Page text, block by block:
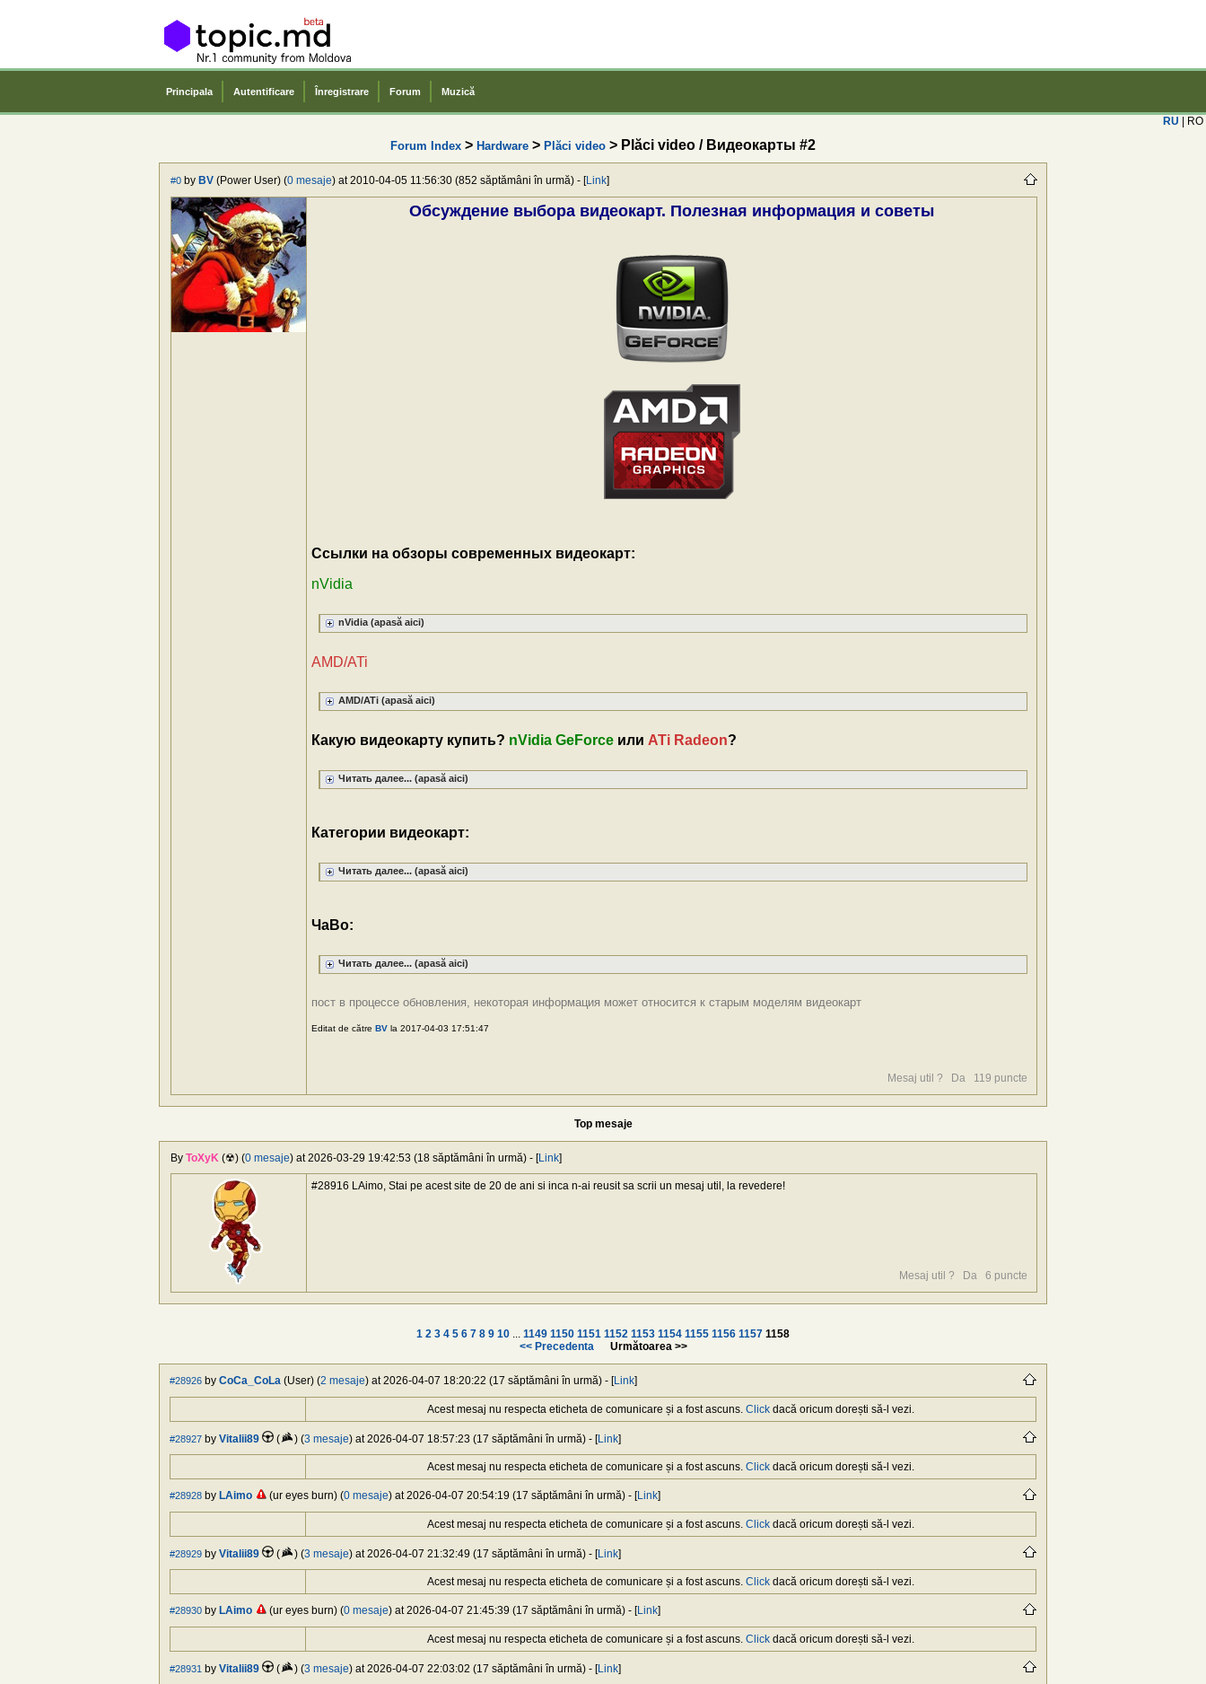
Principala Autentificare Înregistrare Forum Muzică
RU | RO
Forum Index > Hardware > Plăci video > Plăci video / Видеокарты #2
#0 by BV (Power User) (0 mesaje) at 2010-04-05 11:56:30 (852 săptămâni în urmă) - [Link]
Обсуждение выбора видеокарт. Полезная информация и советы
Ссылки на обзоры современных видеокарт:
nVidia
nVidia (apasă aici)
AMD/ATi
AMD/ATi (apasă aici)
Какую видеокарту купить? nVidia GeForce или ATi Radeon?
Читать далее... (apasă aici)
Категории видеокарт:
Читать далее... (apasă aici)
ЧаВо:
Читать далее... (apasă aici)
пост в процессе обновления, некоторая информация может относится к старым моделям видеокарт
Editat de către BV la 2017-04-03 17:51:47
Mesaj util ? Da 119 puncte
Top mesaje
By ToXyK (☢) (0 mesaje) at 2026-03-29 19:42:53 (18 săptămâni în urmă) - [Link]
#28916 LAimo, Stai pe acest site de 20 de ani si inca n-ai reusit sa scrii un mesaj util, la revedere!
Mesaj util ? Da 6 puncte
1 2 3 4 5 6 7 8 9 10 ... 1149 1150 1151 1152 1153 1154 1155 1156 1157 1158
<< Precedenta
Următoarea >>
#28926 by CoCa_CoLa (User) (2 mesaje) at 2026-04-07 18:20:22 (17 săptămâni în urmă) - [Link]
Acest mesaj nu respecta eticheta de comunicare și a fost ascuns. Click dacă oricum dorești să-l vezi.
#28927 by Vitalii89 ( ) (3 mesaje) at 2026-04-07 18:57:23 (17 săptămâni în urmă) - [Link]
Acest mesaj nu respecta eticheta de comunicare și a fost ascuns. Click dacă oricum dorești să-l vezi.
#28928 by LAimo (ur eyes burn) (0 mesaje) at 2026-04-07 20:54:19 (17 săptămâni în urmă) - [Link]
Acest mesaj nu respecta eticheta de comunicare și a fost ascuns. Click dacă oricum dorești să-l vezi.
#28929 by Vitalii89 ( ) (3 mesaje) at 2026-04-07 21:32:49 (17 săptămâni în urmă) - [Link]
Acest mesaj nu respecta eticheta de comunicare și a fost ascuns. Click dacă oricum dorești să-l vezi.
#28930 by LAimo (ur eyes burn) (0 mesaje) at 2026-04-07 21:45:39 (17 săptămâni în urmă) - [Link]
Acest mesaj nu respecta eticheta de comunicare și a fost ascuns. Click dacă oricum dorești să-l vezi.
#28931 by Vitalii89 ( ) (3 mesaje) at 2026-04-07 22:03:02 (17 săptămâni în urmă) - [Link]